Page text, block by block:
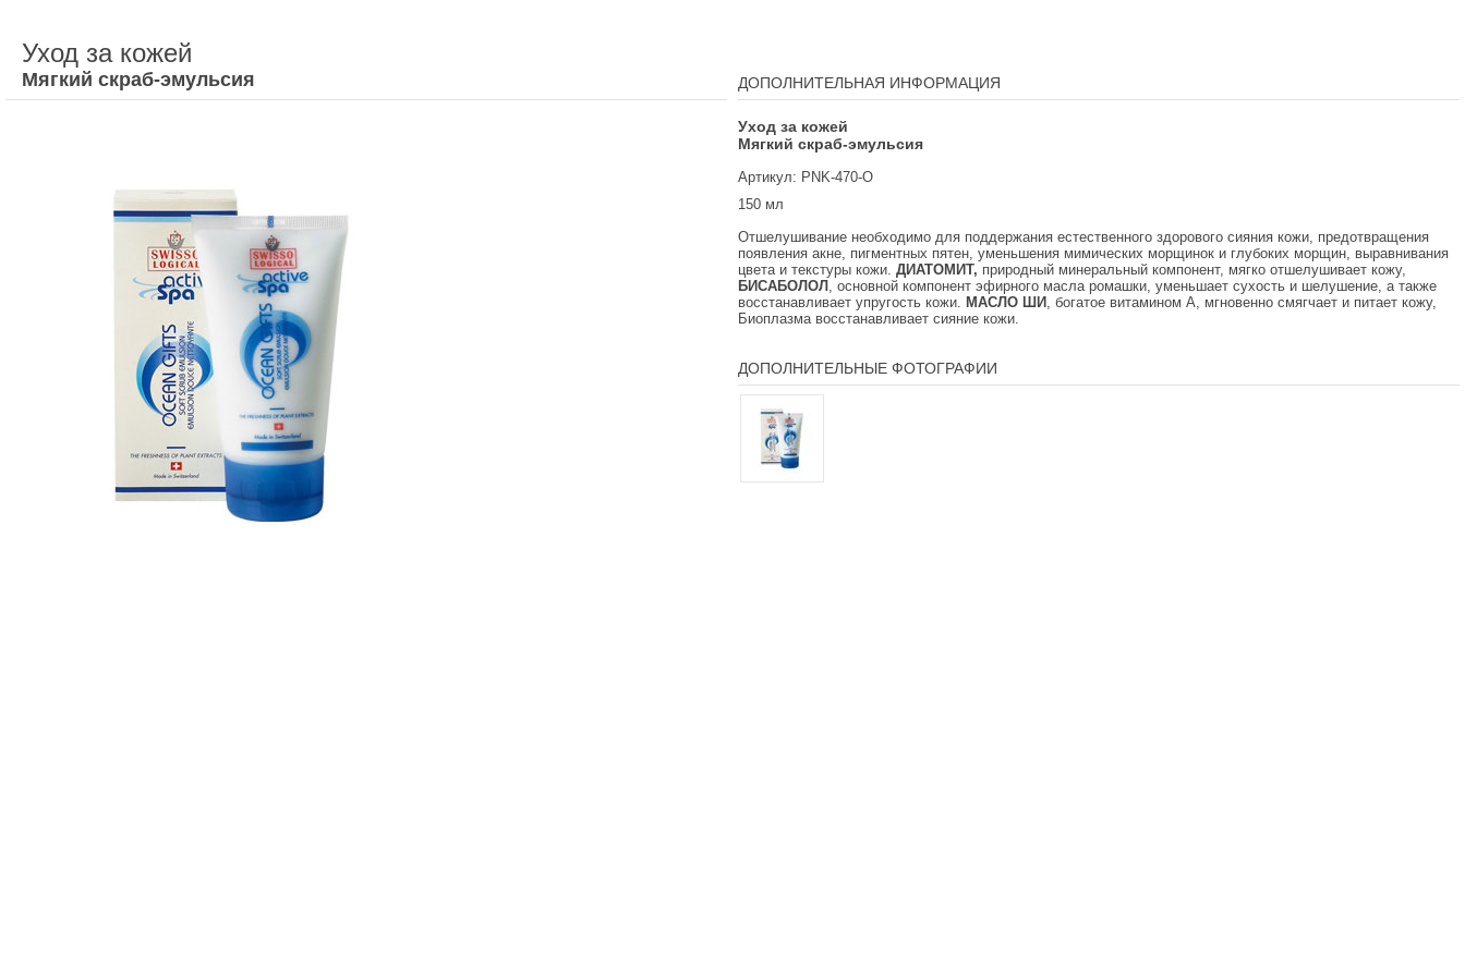
Уход за кожей
Мягкий скраб-эмульсия ДОПОЛНИТЕЛЬНАЯ ИНФОРМАЦИЯ
Уход за кожей
Мягкий скраб-эмульсия
Артикул: PNK-470-O
150 мл
Отшелушивание необходимо для поддержания естественного здорового сияния кожи, предотвращения
появления акне, пигментных пятен, уменьшения мимических морщинок и глубоких морщин, выравнивания
цвета и текстуры кожи. ДИАТОМИТ, природный минеральный компонент, мягко отшелушивает кожу,
БИСАБОЛОЛ , основной компонент эфирного масла ромашки, уменьшает сухость и шелушение, а также
восстанавливает упругость кожи. МАСЛО ШИ , богатое витамином А, мгновенно смягчает и питает кожу,
Биоплазма восстанавливает сияние кожи.
ДОПОЛНИТЕЛЬНЫЕ ФОТОГРАФИИ